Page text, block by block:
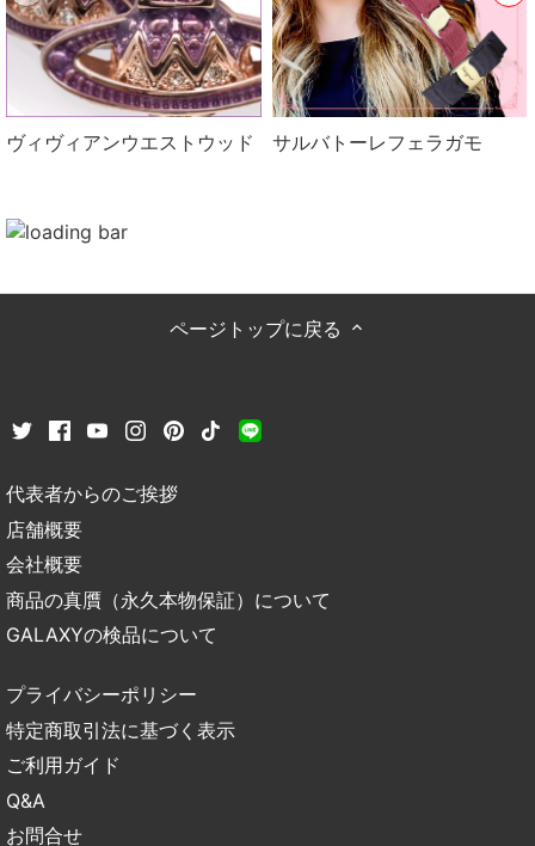
ヴィヴィアンウエストウッド サルバトーレフェラガモ
ページトップに戻る
代表者からのご挨拶
店舗概要
会社概要
商品の真贋（永久本物保証）について
GALAXYの検品について
プライバシーポリシー
特定商取引法に基づく表示
ご利用ガイド
Q&A
お問合せ